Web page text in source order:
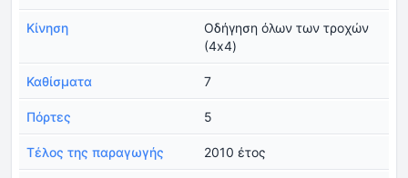
Κίνηση
Οδήγηση όλων των τροχών
(4x4)
Καθίσματα 7
Πόρτες 5
Τέλος της παραγωγής 2010 έτος